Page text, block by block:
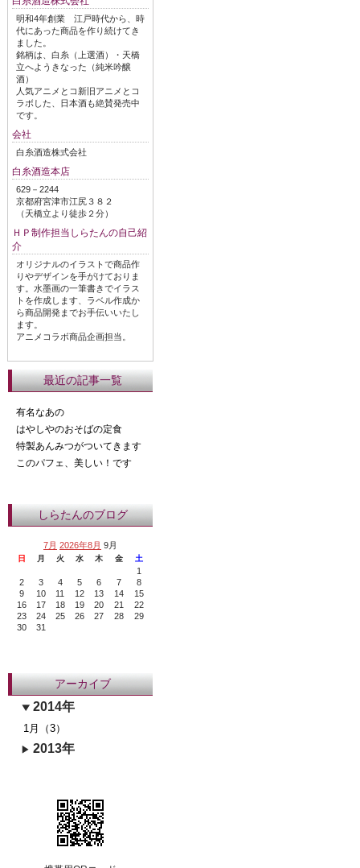
明和4年創業 江戸時代から、時
代にあった商品を作り続けてき
ました。
銘柄は、白糸（上選酒）・天橋
立へようきなった（純米吟醸
酒）
人気アニメとコ新旧アニメとコ
ラボした、日本酒も絶賛発売中
です。
会社
白糸酒造株式会社
白糸酒造本店
629－2244
京都府宮津市江尻３８２
（天橋立より徒歩２分）
ＨＰ制作担当しらたんの自己紹
介
オリジナルのイラストで商品作
りやデザインを手がけておりま
す。水墨画の一筆書きでイラス
トを作成します、ラベル作成か
ら商品開発までお手伝いいたし
ます。
アニメコラボ商品企画担当。
最近の記事一覧
有名なあの
はやしやのおそばの定食
特製あんみつがついてきます
このパフェ、美しい！です
しらたんのブログ
7月 2026年8月 9月
日 月 火 水 木 金 土
1
2
3 4 5 6 7
8
9
10 11 12 13 14
15
16
17 18 19 20 21
22
23
24 25 26 27 28
29
30
31
アーカイブ
2014年
1月（3）
2013年